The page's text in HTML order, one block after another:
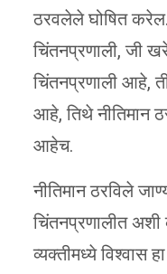
ठरवलेले घोषित
चिंतनप्रणाली, जी
चिंतनप्रणाली आहे,
आहे, तिथे नीतिमान
आहेच.
नीतिमान ठरविले
चिंतनप्रणालीत
व्यक्तीमध्ये विश्वास